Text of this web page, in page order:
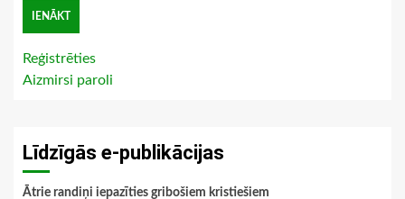
Reģistrēties
Aizmirsi paroli
Līdzīgās e-publikācijas
Ātrie randiņi iepazīties gribošiem kristiešiem